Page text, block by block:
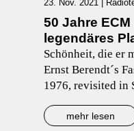
50 Jahre ECM
legendäres
23. Nov. 2021
Schönheit, die er
Ernst Berendt´s
1976, revisited in
mehr lesen